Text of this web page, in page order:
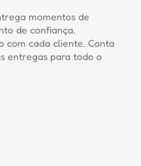
momentos de
de confiança,
com cada cliente. Conta
entregas para todo o